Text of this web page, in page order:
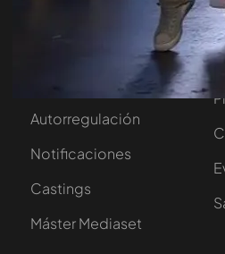
Trabaja en nuestro
Autorregulación
Notificaciones
Castings
Máster Mediaset